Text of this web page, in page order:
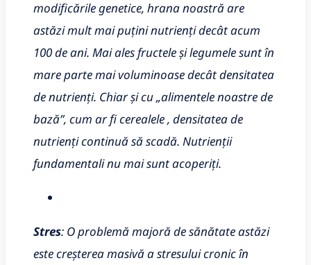
modificările genetice, hrana noastră are
astăzi mult mai puțini nutrienți decât acum
100 de ani. Mai ales fructele și legumele sunt în
mare parte mai voluminoase decât densitatea
de nutrienți. Chiar și cu „alimentele noastre de
bază”, cum ar fi cerealele , densitatea de
nutrienți continuă să scadă. Nutrienții
fundamentali nu mai sunt acoperiți.
Stres: O problemă majoră de sănătate astăzi
este creșterea masivă a stresului cronic în